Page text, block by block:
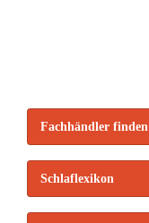
Fachhändler finden
Schlaflexikon